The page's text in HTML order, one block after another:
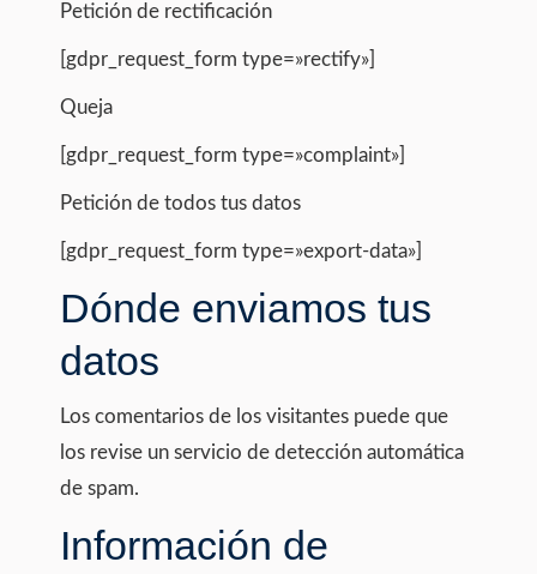
Petición de rectificación
[gdpr_request_form type=»rectify»]
Queja
[gdpr_request_form type=»complaint»]
Petición de todos tus datos
[gdpr_request_form type=»export-data»]
Dónde enviamos tus
datos
Los comentarios de los visitantes puede que
los revise un servicio de detección automática
de spam.
Información de